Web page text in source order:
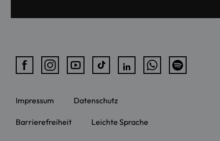
Impressum Datenschutz
Barrierefreiheit Leichte Sprache